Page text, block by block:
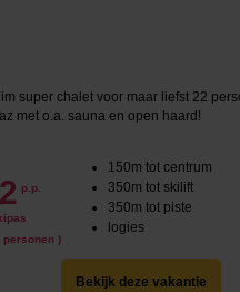
super chalet voor maar liefst 22
met o.a. sauna en open haard!
p.p.
personen )
150m tot centrum
350m tot skilift
350m tot piste
logies
Bekijk deze vakantie